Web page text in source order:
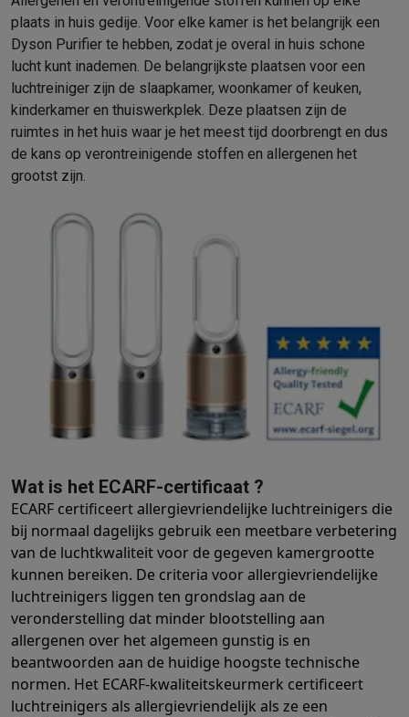
Refurbished smartphones Refurbished tabletsRefurbished
Huishouden
Wasmachines met ecochequesDroogkasten met ecocheques
Kleine keukentoestellen
Kleine keukentoestellen met ecochequesKoffiemachines met
Grote keukentoestellen
Vaatwassers met ecochequesKoelkasten met ecocheques
Airco
TV & audio
Bluetooth speakers met ecocheques
Elektrische steps met ecocheques
Eco initiatieven
Impact Energie besparen Recycleer je oud elektro
Solden Alle soldendeals Solden op groot elektroSolden op
Installatie aan huisGroot elektro installatie
Betalingsmogelijkheden Gift card Ecocheques Kopen op
KlantenserviceHerstelling van je toestelControleer jouw
Vind jouw ideale wasmachine
Klein elektro
Beauty & gezondheid Huishouden
Meer...
Beeld & GeluidKies jouw ideale TV
Een speaker voor elke
Sport & Ontspanning Hoe kies je een smartwatch?
Outlet
OutletAlle outlet dealsOutlet multimedia & telefonieOutlet
plaats in huis gedije. Voor elke kamer is het belangrijk een
Dyson Purifier te hebben, zodat je overal in huis schone
lucht kunt inademen. De belangrijkste plaatsen voor een
luchtreiniger zijn de slaapkamer, woonkamer of keuken,
kinderkamer en thuiswerkplek. Deze plaatsen zijn de
ruimtes in het huis waar je het meest tijd doorbrengt en dus
de kans op verontreinigende stoffen en allergenen het
grootst zijn.
Wat is het ECARF-certificaat ?
ECARF certificeert allergievriendelijke luchtreinigers die
bij normaal dagelijks gebruik een meetbare verbetering
van de luchtkwaliteit voor de gegeven kamergrootte
kunnen bereiken. De criteria voor allergievriendelijke
luchtreinigers liggen ten grondslag aan de
veronderstelling dat minder blootstelling aan
allergenen over het algemeen gunstig is en
beantwoorden aan de huidige hoogste technische
normen. Het ECARF-kwaliteitskeurmerk certificeert
luchtreinigers als allergievriendelijk als ze een